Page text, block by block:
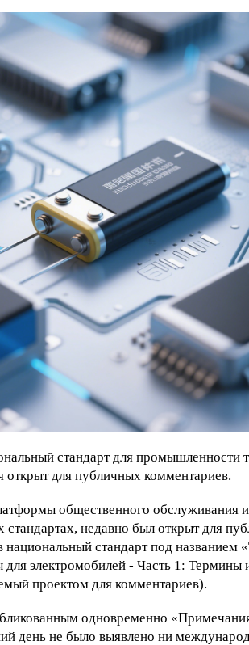
стандарт для промышленности
открыт для публичных комментариев.
общественного обслуживания
стандартах, недавно был открыт для
национальный стандарт под названием
для электромобилей - Часть 1: Термины
проектом для комментариев).
одновременно
день не было выявлено ни